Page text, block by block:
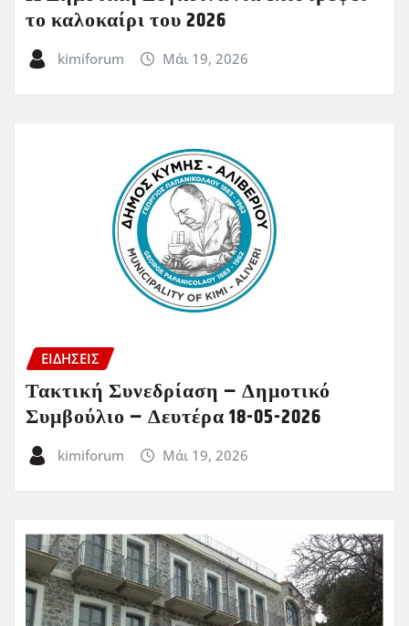
το καλοκαίρι του 2026
kimiforum Μάι 19, 2026
ΕΙΔΗΣΕΙΣ
Τακτική Συνεδρίαση – Δημοτικό
Συμβούλιο – Δευτέρα 18-05-2026
kimiforum Μάι 19, 2026